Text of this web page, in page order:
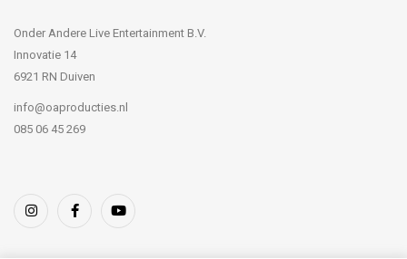
Onder Andere Live Entertainment B.V.
Innovatie 14
6921 RN Duiven
info@oaproducties.nl
085 06 45 269